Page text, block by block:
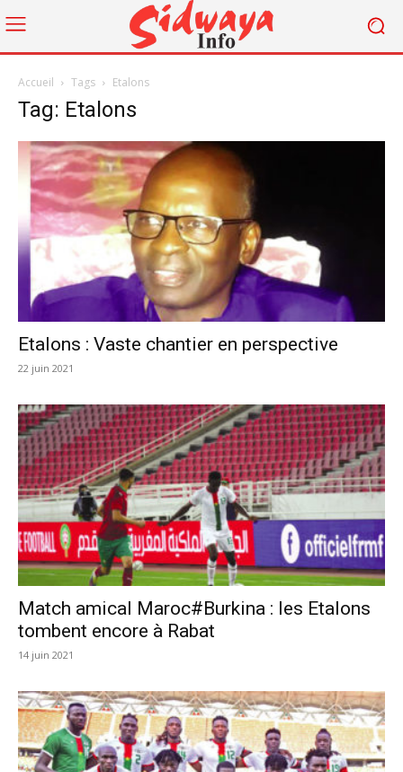
Accueil Tags Etalons
Tag: Etalons
Etalons : Vaste chantier en perspective
22 juin 2021
Match amical Maroc#Burkina : les Etalons
tombent encore à Rabat
14 juin 2021